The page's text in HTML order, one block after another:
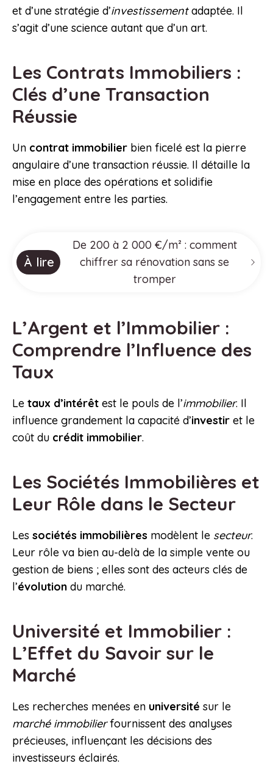
et d’une stratégie d’investissementadaptée. Il
s’agit d’une science autant que d’un art.
Les Contrats Immobiliers :
Clés d’une Transaction
Réussie
Un contrat immobilier bien ficelé est la pierre
angulaire d’une transaction réussie. Il détaille la
mise en place des opérations et solidifie
l’engagement entre les parties.
À lire
De 200 à 2 000 €/m² : comment
chiffrer sa rénovation sans se
tromper
L’Argent et l’Immobilier :
Comprendre l’Influence des
Taux
Le taux d’intérêt est le pouls de l’immobilier. Il
influence grandement la capacité d’investir et le
coût du crédit immobilier.
Les Sociétés Immobilières et
Leur Rôle dans le Secteur
Les sociétés immobilières modèlent le secteur.
Leur rôle va bien au-delà de la simple vente ou
gestion de biens ; elles sont des acteurs clés de
l’évolution du marché.
Université et Immobilier :
L’Effet du Savoir sur le
Marché
Les recherches menées en université sur le
marché immobilierfournissent des analyses
précieuses, influençant les décisions des
investisseurs éclairés.